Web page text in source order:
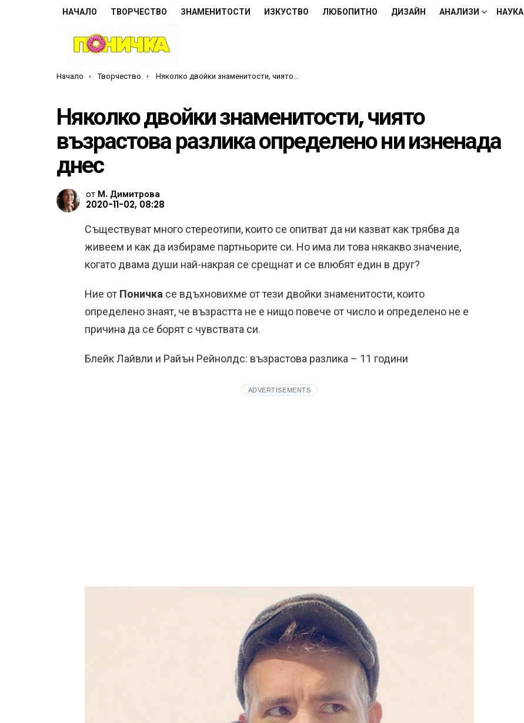
НАЧАЛО ТВОРЧЕСТВО ЗНАМЕНИТОСТИ ИЗКУСТВО ЛЮБОПИТНО ДИЗАЙН АНАЛИЗИ НАУКА
Ти си тук:
Начало Творчество Няколко двойки знаменитости, чиято възрастова разлика определено ни изненада днес
Няколко двойки знаменитости, чиято
възрастова разлика определено ни изненада
днес
от М. Димитрова
2020-11-02, 08:28
Съществуват много стереотипи, които се опитват да ни казват как трябва да
живеем и как да избираме партньорите си. Но има ли това някакво значение,
когато двама души най-накрая се срещнат и се влюбят един в друг?
Ние от Поничка се вдъхновихме от тези двойки знаменитости, които
определено знаят, че възрастта не е нищо повече от число и определено не е
причина да се борят с чувствата си.
Блейк Лайвли и Райън Рейнолдс: възрастова разлика – 11 години
ADVERTISEMENTS